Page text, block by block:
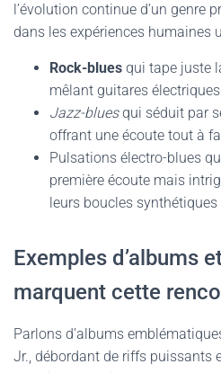
l’évolution continue d’un genre
dans les expériences humaines
Rock-blues qui tape juste
mêlant guitares
Jazz-bluesqui séduit par
offrant une écoute tout à
Pulsations électro-blues
première écoute mais
leurs boucles synthétiques
Exemples d’albums
marquent cette
Parlons d’albums
Jr., débordant de riffs puissants